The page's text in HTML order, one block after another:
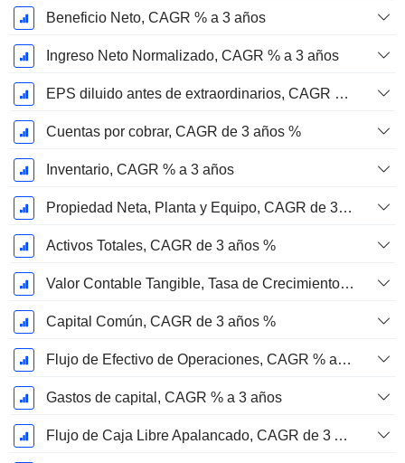
Beneficio Neto, CAGR % a 3 años
Ingreso Neto Normalizado, CAGR % a 3 años
EPS diluido antes de extraordinarios, CAGR de 3 años %
Cuentas por cobrar, CAGR de 3 años %
Inventario, CAGR % a 3 años
Propiedad Neta, Planta y Equipo, CAGR de 3 Años %
Activos Totales, CAGR de 3 años %
Valor Contable Tangible, Tasa de Crecimiento Anual Compuesta de 3 Años %
Capital Común, CAGR de 3 años %
Flujo de Efectivo de Operaciones, CAGR % a 3 años
Gastos de capital, CAGR % a 3 años
Flujo de Caja Libre Apalancado, CAGR de 3 Años %